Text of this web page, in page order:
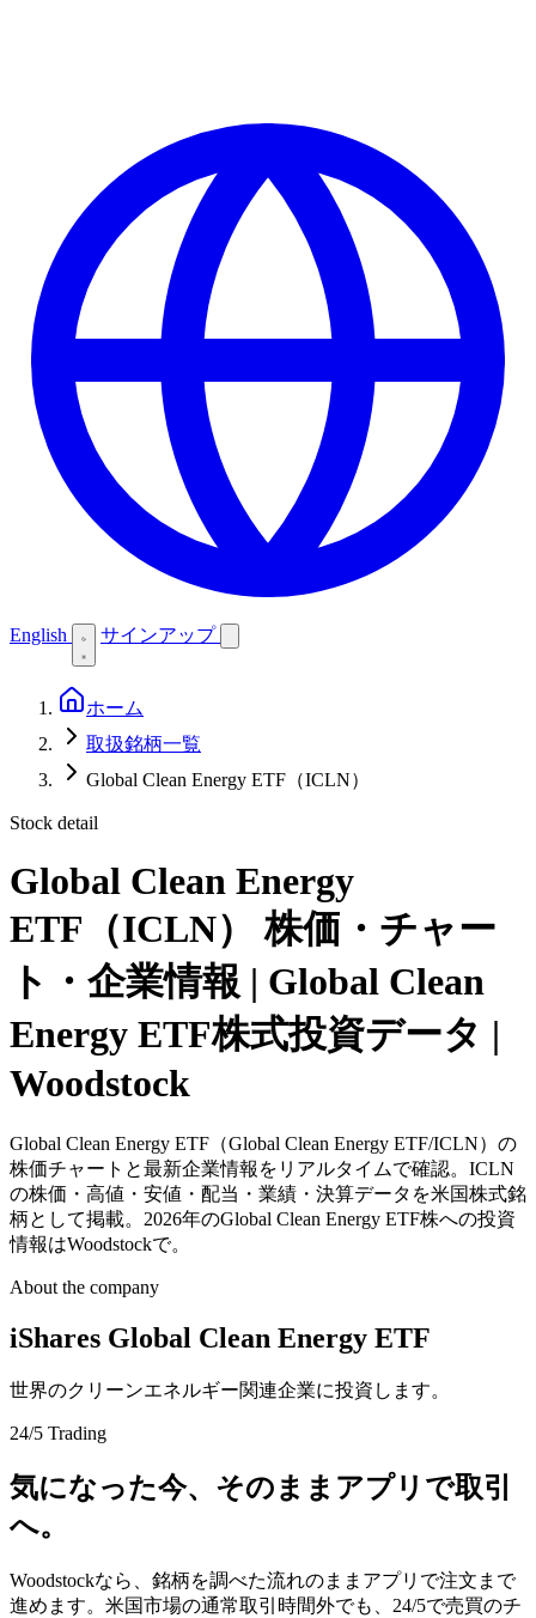
English サインアップ
ホーム
取扱銘柄一覧
Global Clean Energy ETF（ICLN）
Stock detail
Global Clean Energy
ETF（ICLN）
株価・チャー
ト・企業情報 | Global Clean
Energy ETF株式投資データ |
Woodstock
Global Clean Energy ETF（Global Clean Energy ETF/ICLN）の
株価チャートと最新企業情報をリアルタイムで確認。ICLN
の株価・高値・安値・配当・業績・決算データを米国株式銘
柄として掲載。2026年のGlobal Clean Energy ETF株への投資
情報はWoodstockで。
About the company
iShares Global Clean Energy ETF
世界のクリーンエネルギー関連企業に投資します。
24/5 Trading
気になった今、そのままアプリで取引
へ。
Woodstockなら、銘柄を調べた流れのままアプリで注文まで
進めます。米国市場の通常取引時間外でも、24/5で売買のチ